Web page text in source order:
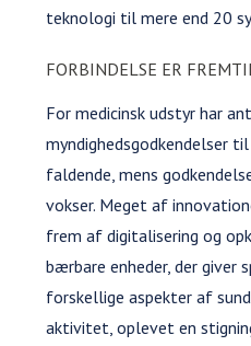
teknologi til mere end 20
FORBINDELSE ER
For medicinsk udstyr har
myndighedsgodkendelser
faldende, mens
vokser. Meget af
frem af digitalisering og
bærbare enheder, der giver
forskellige aspekter af
aktivitet, oplevet en